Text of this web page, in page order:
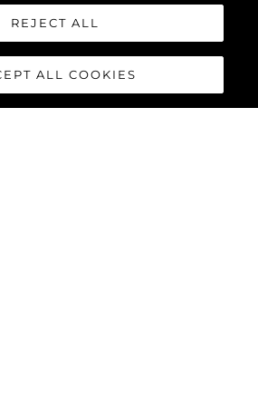
REJECT ALL
ALL COOKIES